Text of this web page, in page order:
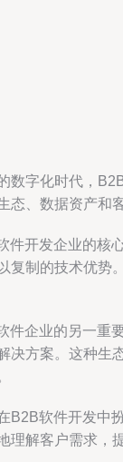
数字化时代，
态、数据资产和
件开发企业的核
复制的技术优势
件企业的另一重
决方案。这种生
B2B软件开发中
理解客户需求，